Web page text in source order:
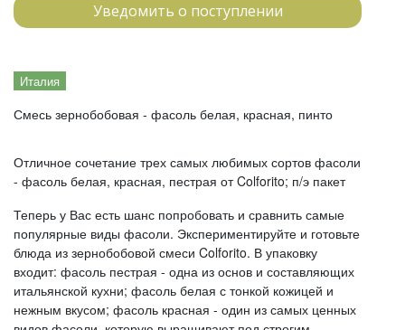
Уведомить о поступлении
Италия
Смесь зернобобовая - фасоль белая, красная, пинто
Отличное сочетание трех самых любимых сортов фасоли
- фасоль белая, красная, пестрая от Colforito; п/э пакет
Теперь у Вас есть шанс попробовать и сравнить самые
популярные виды фасоли. Экспериментируйте и готовьте
блюда из зернобобовой смеси Colforito. В упаковку
входит: фасоль пестрая - одна из основ и составляющих
итальянской кухни; фасоль белая с тонкой кожицей и
нежным вкусом; фасоль красная - один из самых ценных